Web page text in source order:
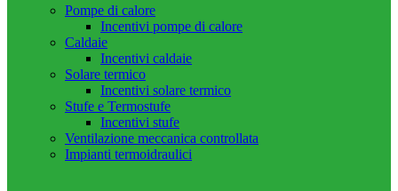
Pompe di calore
Incentivi pompe di calore
Caldaie
Incentivi caldaie
Solare termico
Incentivi solare termico
Stufe e Termostufe
Incentivi stufe
Ventilazione meccanica controllata
Impianti termoidraulici